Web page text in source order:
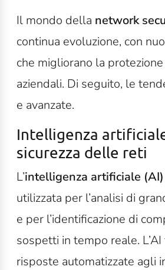
Il mondo della network
continua evoluzione, con
che migliorano la
aziendali. Di seguito, le
e avanzate.
Intelligenza
sicurezza delle reti
L’intelligenza artificiale (AI)
utilizzata per l’analisi di
e per l’identificazione di
sospetti in tempo reale.
risposte automatizzate agli